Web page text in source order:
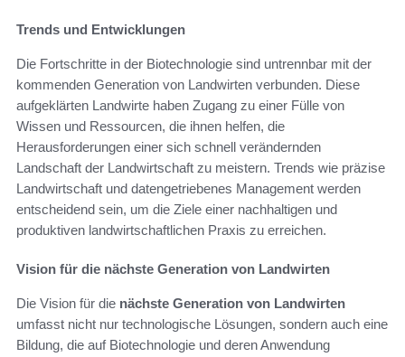
Trends und Entwicklungen
Die Fortschritte in der Biotechnologie sind untrennbar mit der
kommenden Generation von Landwirten verbunden. Diese
aufgeklärten Landwirte haben Zugang zu einer Fülle von
Wissen und Ressourcen, die ihnen helfen, die
Herausforderungen einer sich schnell verändernden
Landschaft der Landwirtschaft zu meistern. Trends wie präzise
Landwirtschaft und datengetriebenes Management werden
entscheidend sein, um die Ziele einer nachhaltigen und
produktiven landwirtschaftlichen Praxis zu erreichen.
Vision für die nächste Generation von Landwirten
Die Vision für die nächste Generation von Landwirten
umfasst nicht nur technologische Lösungen, sondern auch eine
Bildung, die auf Biotechnologie und deren Anwendung